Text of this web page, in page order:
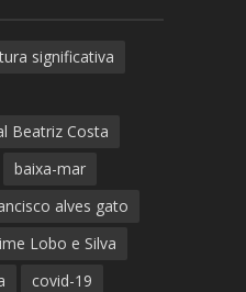
significativa
Beatriz Costa
baixa-mar
alves gato
Lobo e Silva
covid-19